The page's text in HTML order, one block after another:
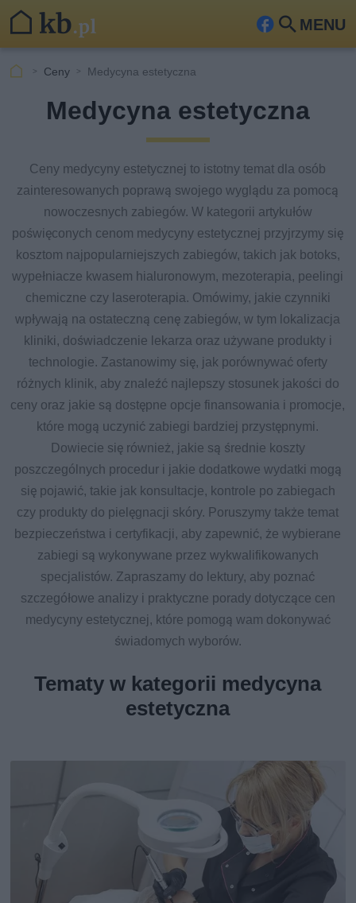
MENU
Fa Szu
Ceny Medycyna estetyczna
Medycyna estetyczna
Ceny medycyny estetycznej to istotny temat dla osób
zainteresowanych poprawą swojego wyglądu za pomocą
nowoczesnych zabiegów. W kategorii artykułów
poświęconych cenom medycyny estetycznej przyjrzymy się
kosztom najpopularniejszych zabiegów, takich jak botoks,
wypełniacze kwasem hialuronowym, mezoterapia, peelingi
chemiczne czy laseroterapia. Omówimy, jakie czynniki
wpływają na ostateczną cenę zabiegów, w tym lokalizacja
kliniki, doświadczenie lekarza oraz używane produkty i
technologie. Zastanowimy się, jak porównywać oferty
różnych klinik, aby znaleźć najlepszy stosunek jakości do
ceny oraz jakie są dostępne opcje finansowania i promocje,
które mogą uczynić zabiegi bardziej przystępnymi.
Dowiecie się również, jakie są średnie koszty
poszczególnych procedur i jakie dodatkowe wydatki mogą
się pojawić, takie jak konsultacje, kontrole po zabiegach
czy produkty do pielęgnacji skóry. Poruszymy także temat
bezpieczeństwa i certyfikacji, aby zapewnić, że wybierane
zabiegi są wykonywane przez wykwalifikowanych
specjalistów. Zapraszamy do lektury, aby poznać
szczegółowe analizy i praktyczne porady dotyczące cen
medycyny estetycznej, które pomogą wam dokonywać
świadomych wyborów.
Tematy w kategorii medycyna
estetyczna